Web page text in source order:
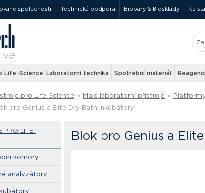
společnosti Technická podpora Biobary & Biosklady Ke
Life-Science Laboratorní technika Spotřební materiál
pro Life-Science » Malé laboratorní přístroje »
pro Genius a Elite Dry Bath inkubátory
PRO LIFE-
komory
analyzátory
Blok pro Genius a